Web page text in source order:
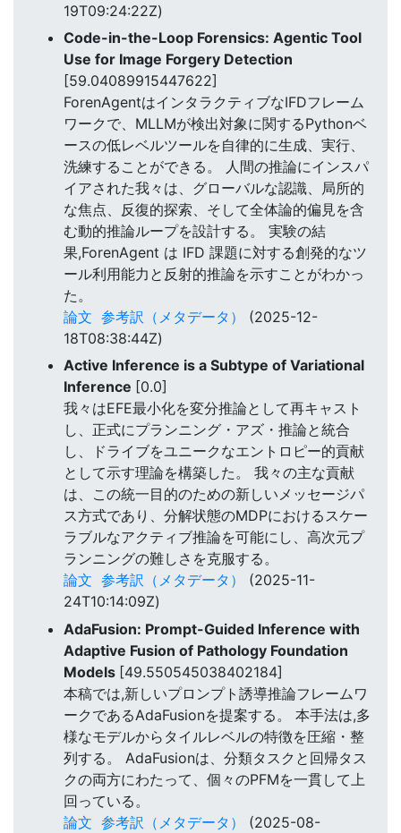
19T09:24:22Z)
Code-in-the-Loop Forensics: Agentic Tool
Use for Image Forgery Detection
[59.04089915447622]
ForenAgentはインタラクティブなIFDフレーム
ワークで、MLLMが検出対象に関するPythonベ
ースの低レベルツールを自律的に生成、実行、
洗練することができる。 人間の推論にインスパ
イアされた我々は、グローバルな認識、局所的
な焦点、反復的探索、そして全体論的偏見を含
む動的推論ループを設計する。 実験の結
果,ForenAgent は IFD 課題に対する創発的なツ
ール利用能力と反射的推論を示すことがわかっ
た。
論文 参考訳（メタデータ）
(2025-12-
18T08:38:44Z)
Active Inference is a Subtype of Variational
Inference [0.0]
我々はEFE最小化を変分推論として再キャスト
し、正式にプランニング・アズ・推論と統合
し、ドライブをユニークなエントロピー的貢献
として示す理論を構築した。 我々の主な貢献
は、この統一目的のための新しいメッセージパ
ス方式であり、分解状態のMDPにおけるスケー
ラブルなアクティブ推論を可能にし、高次元プ
ランニングの難しさを克服する。
論文 参考訳（メタデータ）
(2025-11-
24T10:14:09Z)
AdaFusion: Prompt-Guided Inference with
Adaptive Fusion of Pathology Foundation
Models [49.550545038402184]
本稿では,新しいプロンプト誘導推論フレームワ
ークであるAdaFusionを提案する。 本手法は,多
様なモデルからタイルレベルの特徴を圧縮・整
列する。 AdaFusionは、分類タスクと回帰タス
クの両方にわたって、個々のPFMを一貫して上
回っている。
論文 参考訳（メタデータ）
(2025-08-